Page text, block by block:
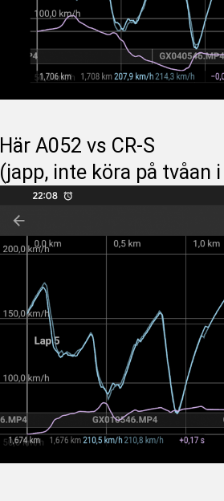
Här A052 vs CR-S
(japp, inte köra på tvåan